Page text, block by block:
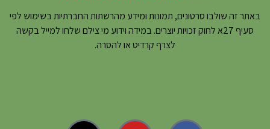
באתר זה שולבו סרטונים, תמונות ומידע מהרשתות החברתיות בשימוש לפי
סעיף 27א לחוק זכויות יוצרים. במידה וידוע מי צילם שלחו למייל בקשה
לצרף קרדיט או להסרה.